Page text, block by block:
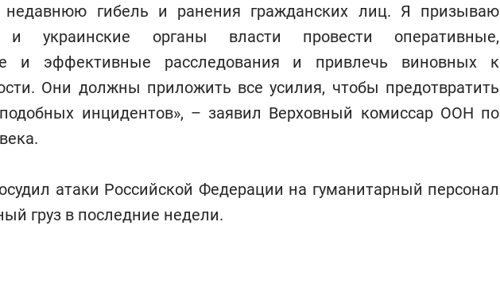
гибель и ранения гражданских лиц. Я призываю
и украинские органы власти провести оперативные,
и эффективные расследования и привлечь виновных к
Они должны приложить все усилия, чтобы предотвратить
инцидентов», – заявил Верховный комиссар ООН по
атаки Российской Федерации на гуманитарный персонал
груз в последние недели.